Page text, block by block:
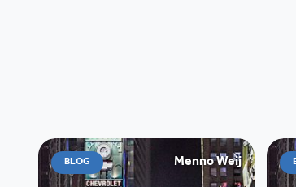
BLOG Menno Weij